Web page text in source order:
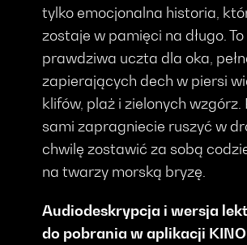
tylko emocjonalna historia,
zostaje w pamięci na długo.
prawdziwa uczta dla oka,
zapierających dech w piersi
klifów, plaż i zielonych wzgórz.
sami zapragniecie ruszyć w
chwilę zostawić za sobą
na twarzy morską bryzę.
Audiodeskrypcja i wersja
do pobrania w aplikacji KINO